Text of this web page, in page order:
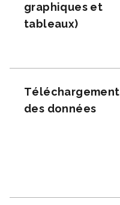
graphiques et
tableaux)
Téléchargement
des données